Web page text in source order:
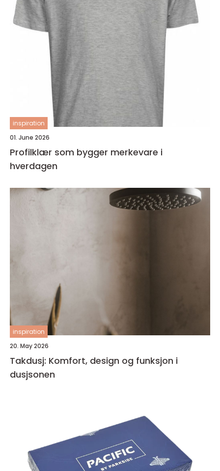
inspiration
01. June 2026
Profilklær som bygger merkevare i
hverdagen
inspiration
20. May 2026
Takdusj: Komfort, design og funksjon i
dusjsonen